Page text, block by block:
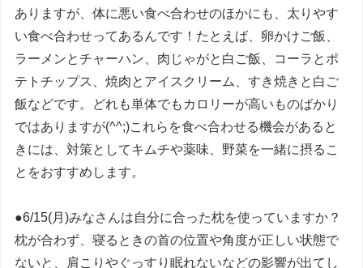
ありますが、体に悪い食べ合わせのほかにも、太りやす
い食べ合わせってあるんです！たとえば、卵かけご飯、
ラーメンとチャーハン、肉じゃがと白ご飯、コーラとポ
テトチップス、焼肉とアイスクリーム、すき焼きと白ご
飯などです。どれも単体でもカロリーが高いものばかり
ではありますが(^^;)これらを食べ合わせる機会があると
きには、対策としてキムチや薬味、野菜を一緒に摂るこ
とをおすすめします。
●6/15(月)みなさんは自分に合った枕を使っていますか？
枕が合わず、寝るときの首の位置や角度が正しい状態で
ないと、肩こりやぐっすり眠れないなどの影響が出てし